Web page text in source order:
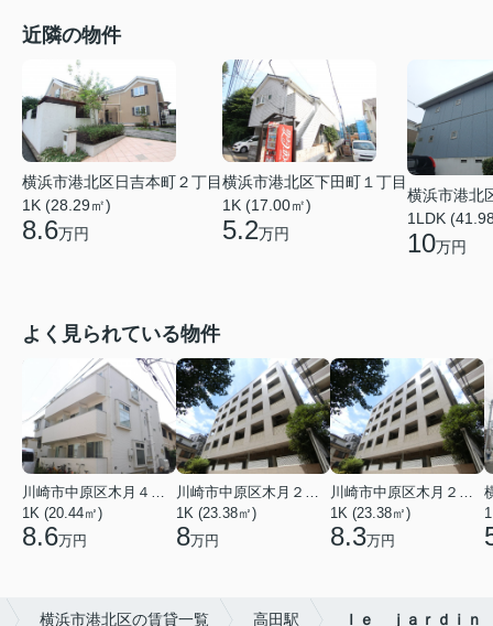
近隣の物件
横浜市港北区日吉本町２丁目
1K (28.29㎡)
8.6万円
横浜市港北区下田町１丁目
1K (17.00㎡)
5.2万円
横浜市港北
1LDK
10万円
よく見られている物件
川崎市中原区木月４丁目
1K (20.44㎡)
8.6万円
川崎市中原区木月２丁目
1K (23.38㎡)
8万円
川崎市中原区木月２丁目
1K (23.38㎡)
8.3万円
横浜市港北区の賃貸一覧 高田駅 ｌｅ ｊａｒｄｉｎ